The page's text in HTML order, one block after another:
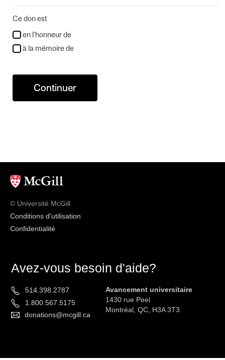
Ce don est
en l’honneur de
à la mémoire de
Continuer
© Université McGill
Conditions d'utilisation
Confidentialité
Avez-vous besoin d'aide?
514.398.2787
1.800.567.5175
donations@mcgill.ca
Avancement universitaire
1430 rue Peel
Montréal, QC, H3A 3T3